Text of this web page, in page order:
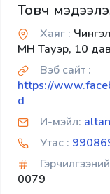
Товч
Хаяг :
МН Тауэр, 10
Вэб сайт :
https://
d
И-мэйл:
Утас :
0079